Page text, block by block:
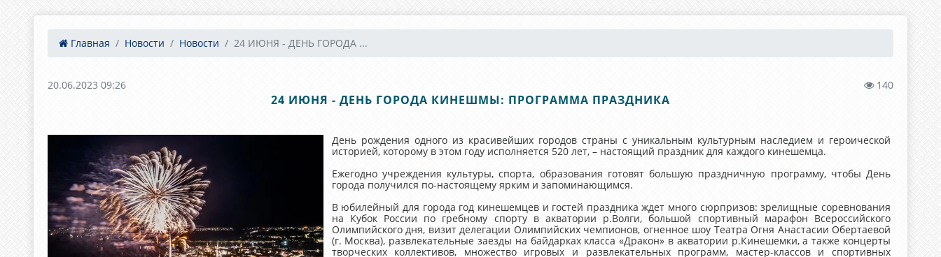
Главная Новости Новости 24 ИЮНЯ - ДЕНЬ ГОРОДА ...
20.06.2023 09:26 140
24 ИЮНЯ - ДЕНЬ ГОРОДА КИНЕШМЫ: ПРОГРАММА ПРАЗДНИКА
День рождения одного из красивейших городов страны с уникальным культурным наследием и героической
историей, которому в этом году исполняется 520 лет, – настоящий праздник для каждого кинешемца.
Ежегодно учреждения культуры, спорта, образования готовят большую праздничную программу, чтобы День
города получился по-настоящему ярким и запоминающимся.
В юбилейный для города год кинешемцев и гостей праздника ждет много сюрпризов: зрелищные соревнования
на Кубок России по гребному спорту в акватории р.Волги, большой спортивный марафон Всероссийского
Олимпийского дня, визит делегации Олимпийских чемпионов, огненное шоу Театра Огня Анастасии Обертаевой
(г. Москва), развлекательные заезды на байдарках класса «Дракон» в акватории р.Кинешемки, а также концерты
творческих коллективов, множество игровых и развлекательных программ, мастер-классов и спортивных